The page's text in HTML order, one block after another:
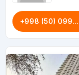
+998 (50) 099...